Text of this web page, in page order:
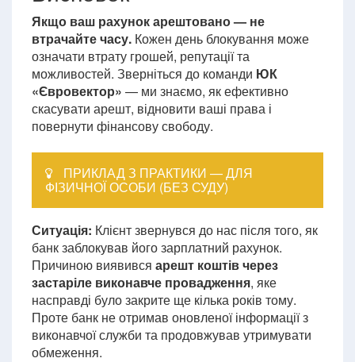
Якщо ваш рахунок арештовано — не
втрачайте часу. Кожен день блокування може
означати втрату грошей, репутації та
можливостей. Зверніться до команди ЮК
«Євровектор» — ми знаємо, як ефективно
скасувати арешт, відновити ваші права і
повернути фінансову свободу.
ПРИКЛАД З ПРАКТИКИ — ДЛЯ
ФІЗИЧНОЇ ОСОБИ (БЕЗ СУДУ)
Ситуація: Клієнт звернувся до нас після того, як
банк заблокував його зарплатний рахунок.
Причиною виявився арешт коштів через
застаріле виконавче провадження, яке
насправді було закрите ще кілька років тому.
Проте банк не отримав оновленої інформації з
виконавчої служби та продовжував утримувати
обмеження.